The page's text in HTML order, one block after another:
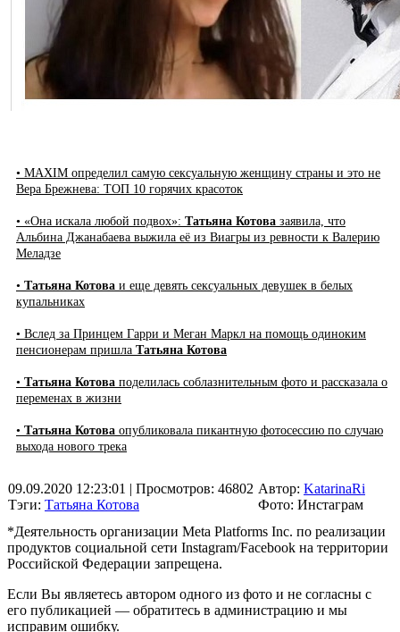
• MAXIM определил самую сексуальную женщину страны и это не
Вера Брежнева: ТОП 10 горячих красоток
• «Она искала любой подвох»: Татьяна Котова заявила, что
Альбина Джанабаева выжила её из Виагры из ревности к Валерию
Меладзе
• Татьяна Котова и еще девять сексуальных девушек в белых
купальниках
• Вслед за Принцем Гарри и Меган Маркл на помощь одиноким
пенсионерам пришла Татьяна Котова
• Татьяна Котова поделилась соблазнительным фото и рассказала о
переменах в жизни
• Татьяна Котова опубликовала пикантную фотосессию по случаю
выхода нового трека
09.09.2020 12:23:01 | Просмотров: 46802
Тэги: Татьяна Котова
Автор: KatarinaRi
Фото: Инстаграм
*Деятельность организации Meta Platforms Inc. по реализации
продуктов социальной сети Instagram/Facebook на территории
Российской Федерации запрещена.
Если Вы являетесь автором одного из фото и не согласны с
его публикацией — обратитесь в администрацию и мы
исправим ошибку.